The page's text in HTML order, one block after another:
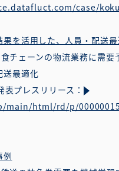
case/
果を活用した、人員・配送
チェーンの物流業務に需要
送最適化
表プレスリリース：
html/rd/p/
例